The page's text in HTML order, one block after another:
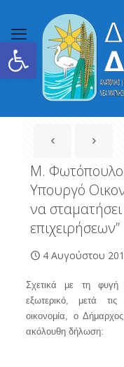
Ανοίξτε τη γραμμή εργαλείων
Μ.
Υπουργό
να
επιχειρήσεων”
4 Αυγούστου
Σχετικά με τη φυγή
εξωτερικό, μετά τις
οικονομία, ο
ακόλουθη δήλωση: